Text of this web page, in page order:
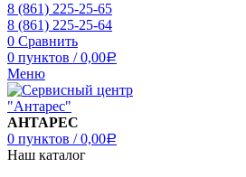
8 (861) 225-25-65
8 (861) 225-25-64
0 Сравнить
0 пунктов / 0,00Р
Меню
АНТАРЕС
0 пунктов / 0,00Р
Наш каталог